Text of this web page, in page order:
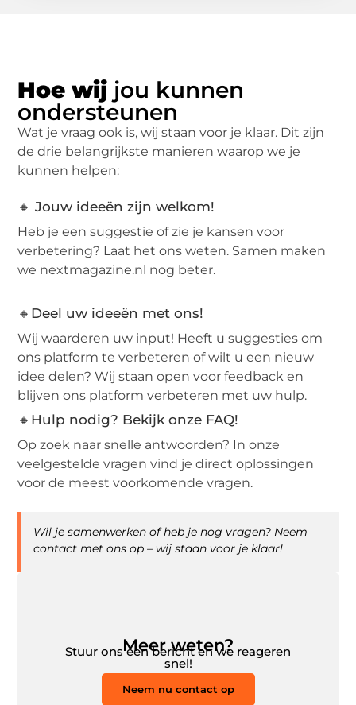
Hoe wij jou kunnen
ondersteunen
Wat je vraag ook is, wij staan voor je klaar. Dit zijn
de drie belangrijkste manieren waarop we je
kunnen helpen:
🔸 Jouw ideeën zijn welkom!
Heb je een suggestie of zie je kansen voor
verbetering? Laat het ons weten. Samen maken
we nextmagazine.nl nog beter.
🔸Deel uw ideeën met ons!
Wij waarderen uw input! Heeft u suggesties om
ons platform te verbeteren of wilt u een nieuw
idee delen? Wij staan open voor feedback en
blijven ons platform verbeteren met uw hulp.
🔸Hulp nodig? Bekijk onze FAQ!
Op zoek naar snelle antwoorden? In onze
veelgestelde vragen vind je direct oplossingen
voor de meest voorkomende vragen.
Wil je samenwerken of heb je nog vragen? Neem
contact met ons op – wij staan voor je klaar!
Meer weten?
Stuur ons een bericht en we reageren
snel!
Neem nu contact op